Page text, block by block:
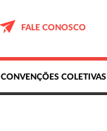
FALE CONOSCO
CONVENÇÕES COLETIVAS